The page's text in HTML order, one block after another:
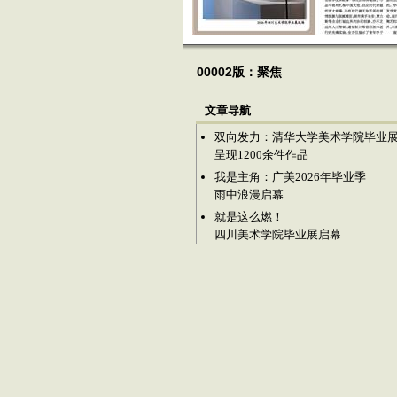
00002版：聚焦
文章导航
双向发力：清华大学美术学院毕业
呈现1200余件作品
我是主角：广美2026年毕业季
雨中浪漫启幕
就是这么燃！
四川美术学院毕业展启幕